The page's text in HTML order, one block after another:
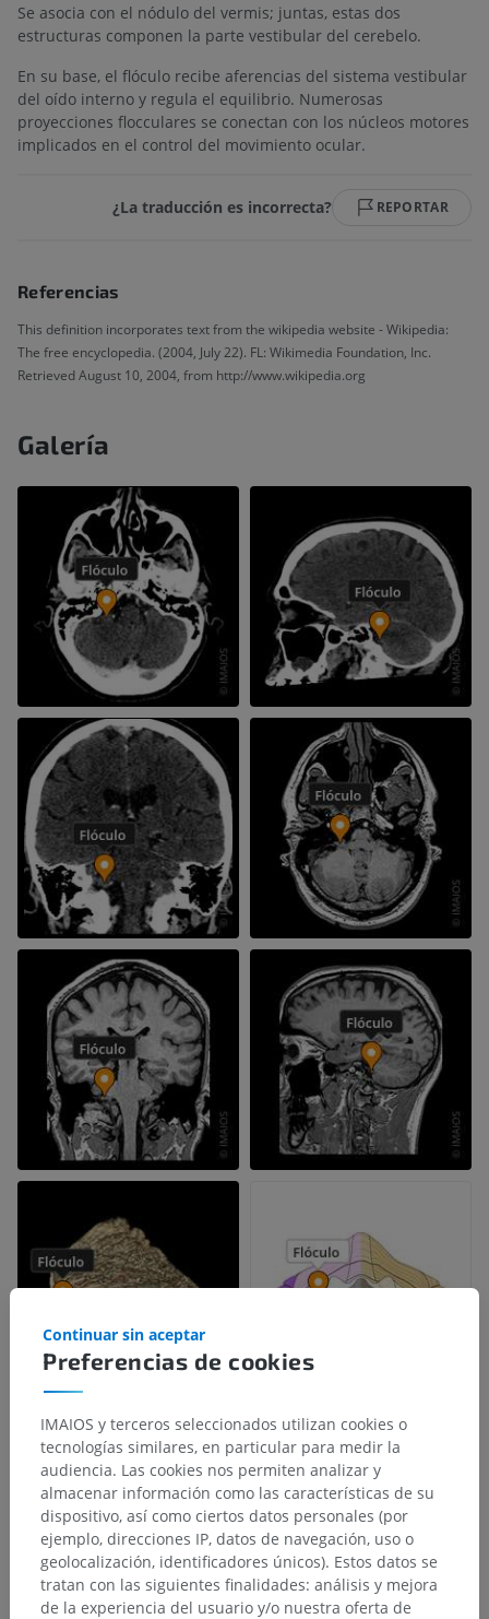
Se asocia con el nódulo del vermis; juntas, estas dos
estructuras componen la parte vestibular del cerebelo.
En su base, el flóculo recibe aferencias del sistema vestibular
del oído interno y regula el equilibrio. Numerosas
proyecciones flocculares se conectan con los núcleos motores
implicados en el control del movimiento ocular.
¿La traducción es incorrecta? REPORTAR
Referencias
This definition incorporates text from the wikipedia website - Wikipedia:
The free encyclopedia. (2004, July 22). FL: Wikimedia Foundation, Inc.
Retrieved August 10, 2004, from http://www.wikipedia.org
Galería
Preferencias de cookies
Continuar sin aceptar
IMAIOS y terceros seleccionados utilizan cookies o
tecnologías similares, en particular para medir la
audiencia. Las cookies nos permiten analizar y
almacenar información como las características de su
dispositivo, así como ciertos datos personales (por
ejemplo, direcciones IP, datos de navegación, uso o
geolocalización, identificadores únicos). Estos datos se
tratan con las siguientes finalidades: análisis y mejora
de la experiencia del usuario y/o nuestra oferta de